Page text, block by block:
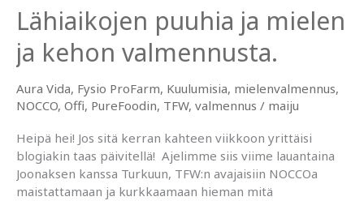
Lähiaikojen puuhia ja mielen
ja kehon valmennusta.
Aura Vida, Fysio ProFarm, Kuulumisia, mielenvalmennus,
NOCCO, Offi, PureFoodin, TFW, valmennus / maiju
Heipä hei! Jos sitä kerran kahteen viikkoon yrittäisi
blogiakin taas päivitellä! Ajelimme siis viime lauantaina
Joonaksen kanssa Turkuun, TFW:n avajaisiin NOCCOa
maistattamaan ja kurkkaamaan hieman mitä